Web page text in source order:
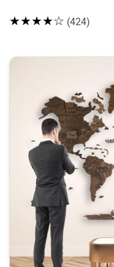
★★★★☆ (424)